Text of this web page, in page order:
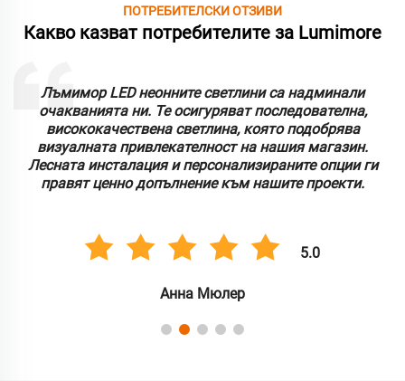
ПОТРЕБИТЕЛСКИ ОТЗИВИ
Какво казват потребителите за Lumimore
Лъмимор LED неонните светлини са надминали
очакванията ни. Те осигуряват последователна,
висококачествена светлина, която подобрява
визуалната привлекателност на нашия магазин.
Лесната инсталация и персонализираните опции ги
правят ценно допълнение към нашите проекти.
5.0
Анна Мюлер